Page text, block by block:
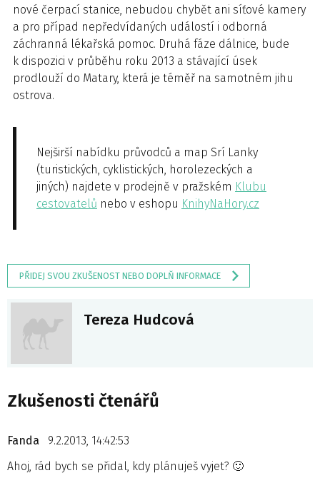
nové čerpací stanice, nebudou chybět ani síťové kamery
a pro případ nepředvídaných událostí i odborná
záchranná lékařská pomoc. Druhá fáze dálnice, bude
k dispozici v průběhu roku 2013 a stávající úsek
prodlouží do Matary, která je téměř na samotném jihu
ostrova.
Nejširší nabídku průvodců a map Srí Lanky
(turistických, cyklistických, horolezeckých a
jiných) najdete v prodejně v pražském Klubu
cestovatelů nebo v eshopu KnihyNaHory.cz
PŘIDEJ SVOU ZKUŠENOST NEBO DOPLŇ INFORMACE
Tereza Hudcová
Zkušenosti čtenářů
Fanda
9.2.2013, 14:42:53
Ahoj, rád bych se přidal, kdy plánuješ vyjet? 🙂